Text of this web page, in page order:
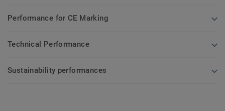
Performance for CE Marking
Technical Performance
Sustainability performances